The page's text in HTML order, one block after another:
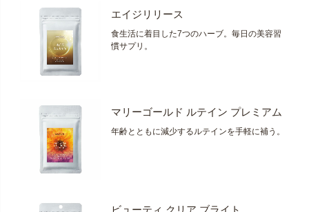
エイジリリース
食生活に着目した7つのハーブ。毎日の美容習
慣サプリ。
マリーゴールド ルテイン プレミアム
年齢とともに減少するルテインを手軽に補う。